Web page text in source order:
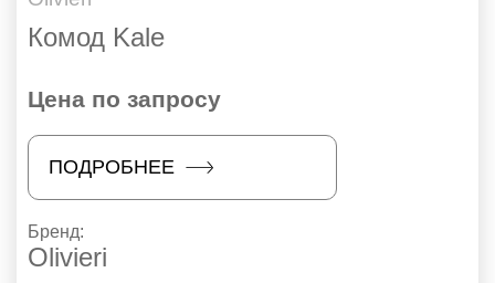
Комод Kale
Цена по запросу
ПОДРОБНЕЕ
Бренд:
Olivieri